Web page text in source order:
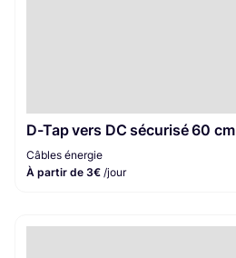
D-Tap vers DC sécurisé 60 cm
Câbles énergie
À partir de 3€ /jour